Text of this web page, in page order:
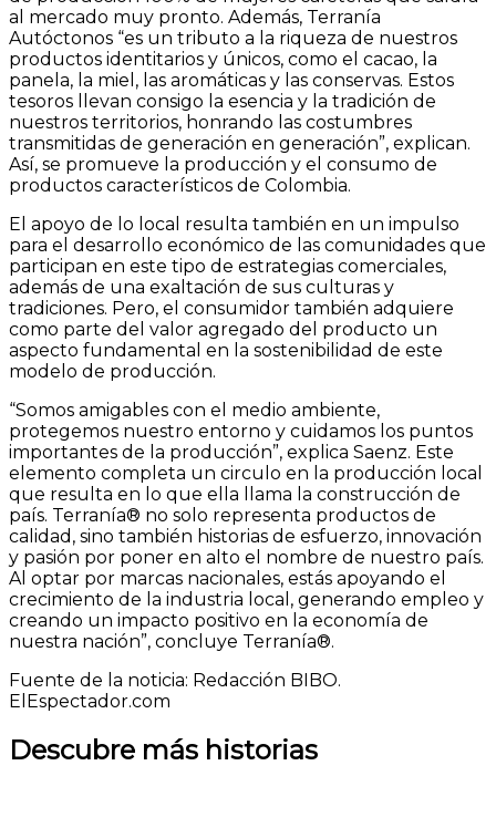
al mercado muy pronto. Además, Terranía
Autóctonos “es un tributo a la riqueza de nuestros
productos identitarios y únicos, como el cacao, la
panela, la miel, las aromáticas y las conservas. Estos
tesoros llevan consigo la esencia y la tradición de
nuestros territorios, honrando las costumbres
transmitidas de generación en generación”, explican.
Así, se promueve la producción y el consumo de
productos característicos de Colombia.
El apoyo de lo local resulta también en un impulso
para el desarrollo económico de las comunidades que
participan en este tipo de estrategias comerciales,
además de una exaltación de sus culturas y
tradiciones. Pero, el consumidor también adquiere
como parte del valor agregado del producto un
aspecto fundamental en la sostenibilidad de este
modelo de producción.
“Somos amigables con el medio ambiente,
protegemos nuestro entorno y cuidamos los puntos
importantes de la producción”, explica Saenz. Este
elemento completa un circulo en la producción local
que resulta en lo que ella llama la construcción de
país. Terranía® no solo representa productos de
calidad, sino también historias de esfuerzo, innovación
y pasión por poner en alto el nombre de nuestro país.
Al optar por marcas nacionales, estás apoyando el
crecimiento de la industria local, generando empleo y
creando un impacto positivo en la economía de
nuestra nación”, concluye Terranía®.
Fuente de la noticia: Redacción BIBO.
ElEspectador.com
Descubre más historias